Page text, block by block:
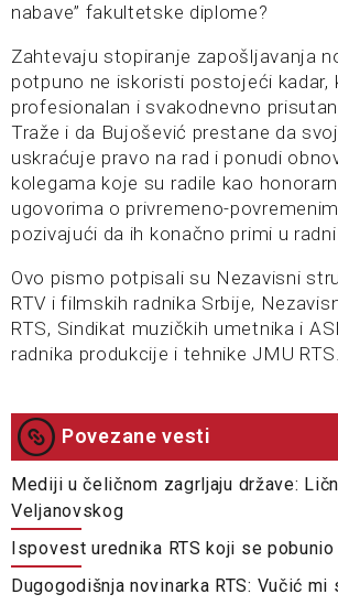
nabave” fakultetske diplome?
Zahtevaju stopiranje zapošljavanja
potpuno ne iskoristi postojeći kadar,
profesionalan i svakodnevno
Traže i da Bujošević prestane da
uskraćuje pravo na rad i ponudi
kolegama koje su radile kao
ugovorima o privremeno-
pozivajući da ih konačno primi u
Ovo pismo potpisali su Nezavisni
RTV i filmskih radnika Srbije,
RTS, Sindikat muzičkih umetnika i
radnika produkcije i tehnike JMU RTS.
Povezane vesti
Mediji u čeličnom zagrljaju države:
Veljanovskog
Ispovest urednika RTS koji se
Dugogodišnja novinarka RTS: Vučić mi